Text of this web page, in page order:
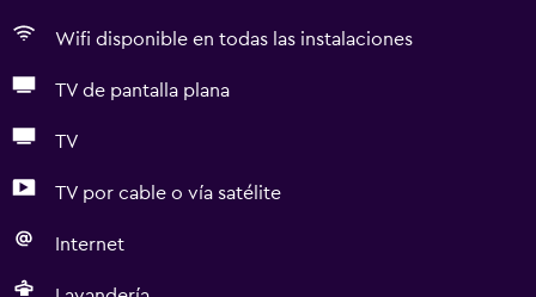
Wifi disponible en todas las instalaciones
TV de pantalla plana
TV
TV por cable o vía satélite
Internet